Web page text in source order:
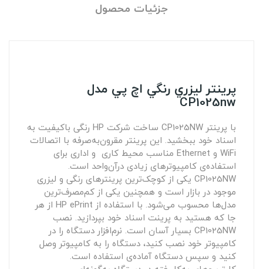
جزئیات محصول
پرينتر ليزري رنگي اچ پي مدل
CP1025nw
با پرینتر CP1025NW ساخت شرکت HP رنگی باکیفیت به
اسناد خود ببخشید. این پرینتر مقرون‌به‌صرفه با اتصالات
WiFi و Ethernet مناسب محیط کاری و اداری برای
استفاده‌ی کامپیوترهای زیادی درآن‌واحد است.
CP1025NW یکی از کوچک‌ترین پرینترهای رنگی و لیزری
موجود در بازار است و همچنین یکی از کم‌مصرف‌ترین
مدل‌ها محسوب می‌شود. با استفاده از HP ePrint از هر
جا که هستید به پرینت اسناد خود بپردازید. نصب
CP1025NW بسیار آسان است. نرم‌افزار دستگاه را در
کامپیوتر خود نصب کنید، دستگاه را به کامپیوتر وصل
کنید و سپس دستگاه آماده‌ی استفاده است.